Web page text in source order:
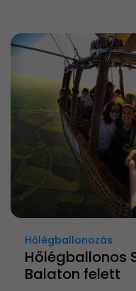
Hőlégballonozás
Hőlégballonos
Balaton felett